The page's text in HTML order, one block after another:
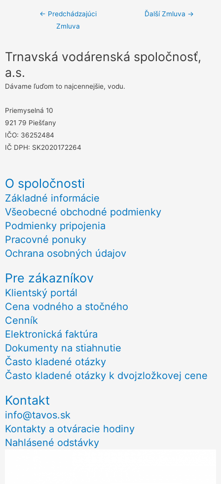
Navigácia
← Predchádzajúci
Zmluva
Ďalší Zmluva →
Trnavská vodárenská spoločnosť,
a.s.
Dávame ľuďom to najcennejšie, vodu.
Priemyselná 10
921 79 Piešťany
IČO: 36252484
IČ DPH: SK2020172264
O spoločnosti
Základné informácie
Všeobecné obchodné podmienky
Podmienky pripojenia
Pracovné ponuky
Ochrana osobných údajov
Pre zákazníkov
Klientský portál
Cena vodného a stočného
Cenník
Elektronická faktúra
Dokumenty na stiahnutie
Často kladené otázky
Často kladené otázky k dvojzložkovej cene
Kontakt
info@tavos.sk
Kontakty a otváracie hodiny
Nahlásené odstávky